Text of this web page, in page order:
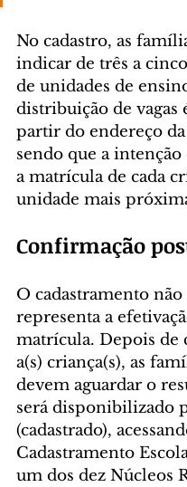
No cadastro, as
indicar de três a
de unidades de
distribuição de vagas
partir do endereço
sendo que a
a matrícula de cada
unidade mais
Confirmação
O cadastramento não
representa a
matrícula. Depois de
a(s) criança(s), as
devem aguardar o
será disponibilizado
(cadastrado),
Cadastramento
um dos dez Núcleos